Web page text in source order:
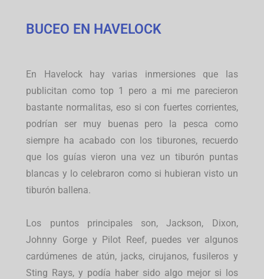
BUCEO EN HAVELOCK
En Havelock hay varias inmersiones que las
publicitan como top 1 pero a mi me parecieron
bastante normalitas, eso si con fuertes corrientes,
podrían ser muy buenas pero la pesca como
siempre ha acabado con los tiburones, recuerdo
que los guías vieron una vez un tiburón puntas
blancas y lo celebraron como si hubieran visto un
tiburón ballena.
Los puntos principales son, Jackson, Dixon,
Johnny Gorge y Pilot Reef, puedes ver algunos
cardúmenes de atún, jacks, cirujanos, fusileros y
Sting Rays, y podía haber sido algo mejor si los